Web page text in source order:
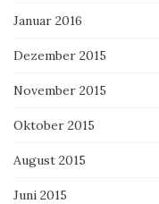
Januar 2016
Dezember 2015
November 2015
Oktober 2015
August 2015
Juni 2015